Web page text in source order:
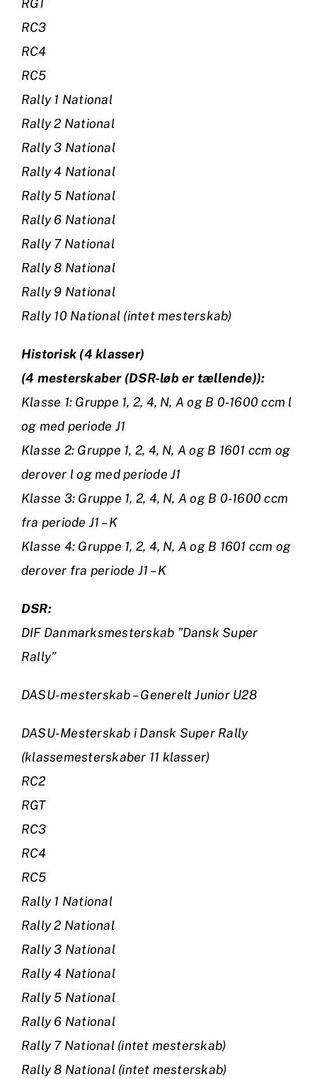
RGT
RC3
RC4
RC5
Rally 1 National
Rally 2 National
Rally 3 National
Rally 4 National
Rally 5 National
Rally 6 National
Rally 7 National
Rally 8 National
Rally 9 National
Rally 10 National (intet mesterskab)
Historisk (4 klasser)
(4 mesterskaber (DSR-løb er tællende)):
Klasse 1: Gruppe 1, 2, 4, N, A og B 0-1600 ccm l
og med periode J1
Klasse 2: Gruppe 1, 2, 4, N, A og B 1601 ccm og
derover l og med periode J1
Klasse 3: Gruppe 1, 2, 4, N, A og B 0-1600 ccm
fra periode J1 – K
Klasse 4: Gruppe 1, 2, 4, N, A og B 1601 ccm og
derover fra periode J1 – K
DSR:
DIF Danmarksmesterskab ”Dansk Super
Rally”
DASU-mesterskab – Generelt Junior U28
DASU-Mesterskab i Dansk Super Rally
(klassemesterskaber 11 klasser)
RC2
RGT
RC3
RC4
RC5
Rally 1 National
Rally 2 National
Rally 3 National
Rally 4 National
Rally 5 National
Rally 6 National
Rally 7 National (intet mesterskab)
Rally 8 National (intet mesterskab)